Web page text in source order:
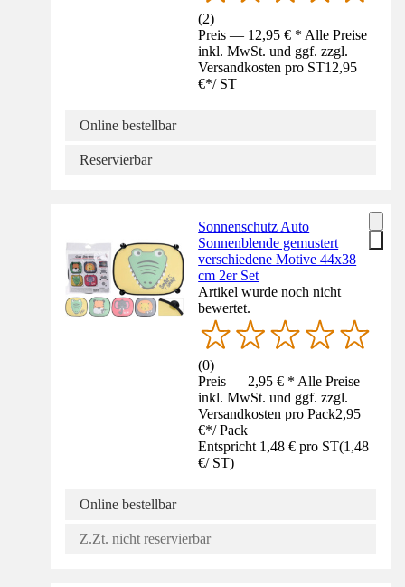
(2)
Preis — 12,95 € * Alle Preise
inkl. MwSt. und ggf. zzgl.
Versandkosten pro ST12,95
€*/ ST
Online bestellbar
Reservierbar
Sonnenschutz Auto
Sonnenblende gemustert
verschiedene Motive 44x38
cm 2er Set
Artikel wurde noch nicht
bewertet.
(0)
Preis — 2,95 € * Alle Preise
inkl. MwSt. und ggf. zzgl.
Versandkosten pro Pack2,95
€*/ Pack
Entspricht 1,48 € pro ST(1,48
€/ ST)
Online bestellbar
Z.Zt. nicht reservierbar